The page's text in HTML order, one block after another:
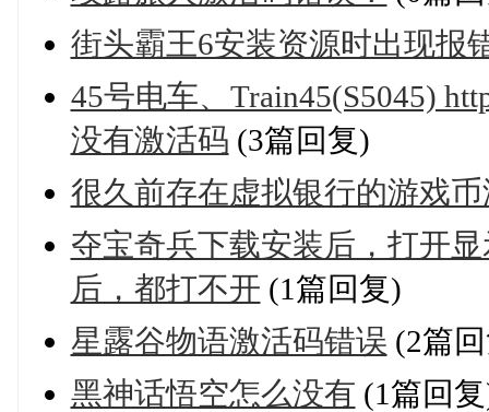
街头霸王6安装资源时出现报
45号电车、Train45(S5045)
没有激活码 (3篇回复)
很久前存在虚拟银行的游戏
夺宝奇兵下载安装后，打开
后，都打不开 (1篇回复)
星露谷物语激活码错误 (2篇
黑神话悟空怎么没有 (1篇回